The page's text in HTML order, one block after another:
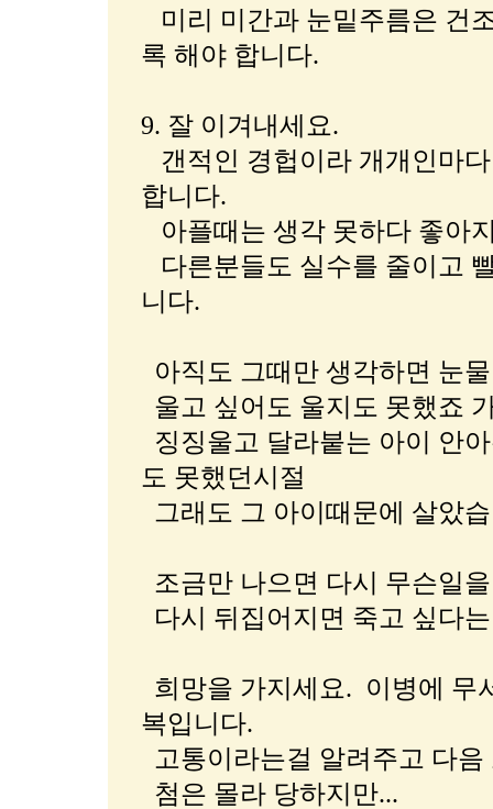
미리 미간과 눈밑주름은 건
록 해야 합니다.
9. 잘 이겨내세요.
갠적인 경헙이라 개개인마
합니다.
아플때는 생각 못하다 좋아
다른분들도 실수를 줄이고
니다.
아직도 그때만 생각하면 눈
울고 싶어도 울지도 못했죠
징징울고 달라붙는 아이 안
도 못했던시절
그래도 그 아이때문에 살았
조금만 나으면 다시 무슨일
다시 뒤집어지면 죽고 싶다
희망을 가지세요. 이병에 무
복입니다.
고통이라는걸 알려주고 다
첨은 몰라 당하지만...